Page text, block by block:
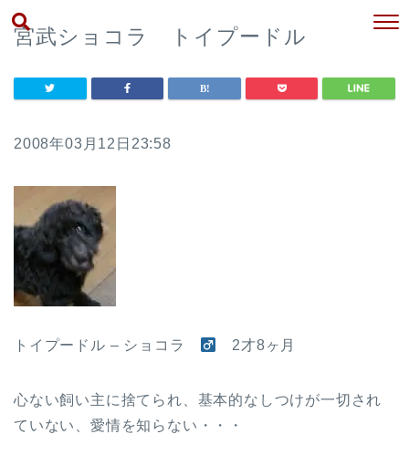
宮武ショコラ トイプードル
2008年03月12日23:58
トイプードル – ショコラ 2才8ヶ月
心ない飼い主に捨てられ、基本的なしつけが一切され
ていない、愛情を知らない・・・